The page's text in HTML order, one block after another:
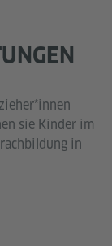
sie Kinder im
in